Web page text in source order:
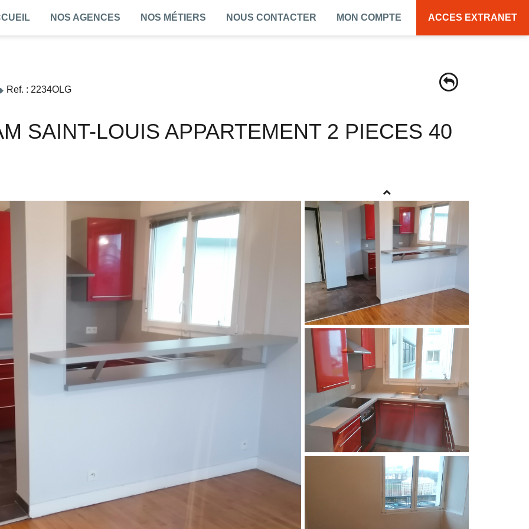
NOS AGENCES NOS MÉTIERS NOUS CONTACTER MON COMPTE
ACCES EXTRANET
Ref. : 2234OLG